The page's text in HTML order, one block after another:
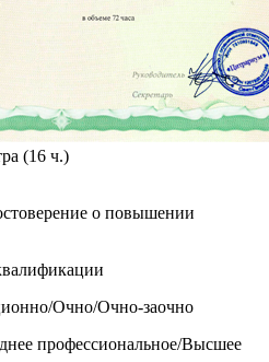
(16 ч.)
о повышении
Очно/Очно-заочно
профессиональное/Высшее